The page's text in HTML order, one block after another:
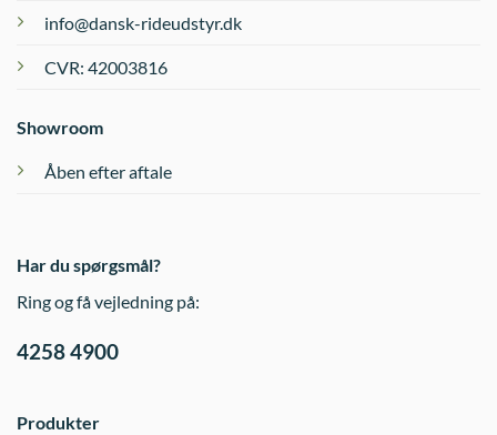
info@dansk-rideudstyr.dk
CVR: 42003816
Showroom
Åben efter aftale
Produkter
Har du spørgsmål?
Ring og få vejledning på:
4258 4900